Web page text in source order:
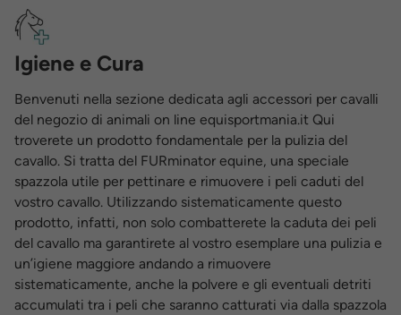
Igiene e Cura
Benvenuti nella sezione dedicata agli accessori per cavalli
del negozio di animali on line equisportmania.it Qui
troverete un prodotto fondamentale per la pulizia del
cavallo. Si tratta del FURminator equine, una speciale
spazzola utile per pettinare e rimuovere i peli caduti del
vostro cavallo. Utilizzando sistematicamente questo
prodotto, infatti, non solo combatterete la caduta dei peli
del cavallo ma garantirete al vostro esemplare una pulizia e
un’igiene maggiore andando a rimuovere
sistematicamente, anche la polvere e gli eventuali detriti
accumulati tra i peli che saranno catturati via dalla spazzola